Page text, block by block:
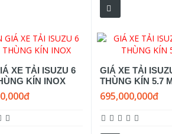
XE TẢI ISUZU 6
KÍN INOX
GIÁ XE TẢI
THÙNG KÍN 5.7
695,000,000đ